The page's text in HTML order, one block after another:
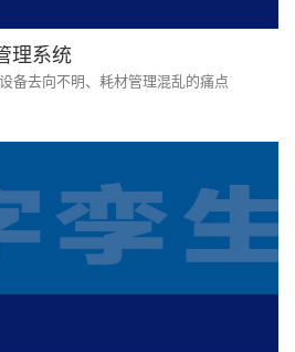
理系统
备去向不明、耗材管理混乱的痛点